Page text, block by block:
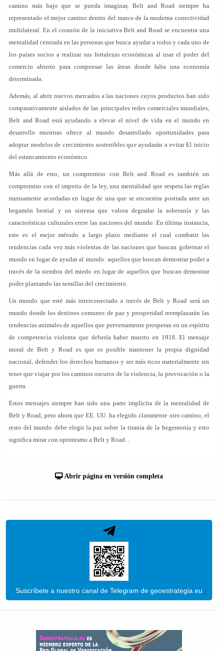
camino más bajo que se pueda imaginar, Belt and Road siempre ha
representado el mejor camino dentro del marco de la moderna conectividad
multilateral. En el corazón de la iniciativa Belt and Road se encuentra una
mentalidad centrada en las personas que busca ayudar a todos y cada uno de
los países socios a realizar sus fortalezas económicas al usar el poder del
comercio abierto para compensar las áreas donde falta una economía
determinada.
Además, al abrir nuevos mercados a las naciones cuyos productos han sido
comparativamente aislados de las principales redes comerciales mundiales,
Belt and Road está ayudando a elevar el nivel de vida en el mundo en
desarrollo mientras ofrece al mundo desarrollado oportunidades para
adoptar modelos de crecimiento sostenibles que ayudarán a evitar El inicio
del estancamiento económico.
Más allá de esto, un compromiso con Belt and Road es también un
compromiso con el imperio de la ley, una mentalidad que respeta las reglas
mutuamente acordadas en lugar de una que se encuentra postrada ante un
hegamón bestial y un sistema que valora degradar la soberanía y las
características culturales entre las naciones del mundo. En última instancia,
este es el mejor método a largo plazo mediante el cual combatir las
tendencias cada vez más violentas de las naciones que buscan gobernar el
mundo en lugar de ayudar al mundo: aquellos que buscan demostrar poder a
través de la siembra del miedo en lugar de aquellos que buscan demostrar
poder plantando las semillas del crecimiento.
Un mundo que esté más interconectado a través de Belt y Road será un
mundo donde los destinos comunes de paz y prosperidad reemplazarán las
tendencias animales de aquellos que perversamente prosperan en un espíritu
de competencia violenta que debería haber muerto en 1918. El mensaje
moral de Belt y Road es que es posible mantener la propia dignidad
nacional, defender los derechos humanos y ser más ricos materialmente sin
tener que viajar por los caminos oscuros de la violencia, la provocación o la
guerra.
Estos mensajes siempre han sido una parte implícita de la mentalidad de
Belt y Road, pero ahora que EE. UU. ha elegido claramente otro camino, el
resto del mundo debe elegir la paz sobre la tiranía de la hegemonía y esto
significa mirar con optimismo a Belt y Road. .
Abrir página en versión completa
Suscríbete a nuestro canal de Telegram de geoestrategia.eu